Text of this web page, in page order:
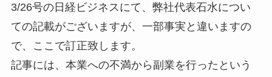
3/26号の日経ビジネスにて、弊社代表石水につい
ての記載がございますが、一部事実と違いますの
で、ここで訂正致します。
記事には、本業への不満から副業を行ったという